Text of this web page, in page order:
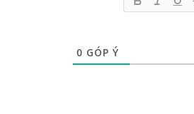
0 GÓP Ý